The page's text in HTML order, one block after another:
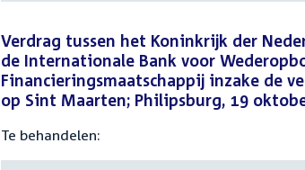
Verdrag tussen het Koninkrijk der
de Internationale Bank voor
Financieringsmaatschappij inzake de
op Sint Maarten; Philipsburg, 19
Te behandelen: